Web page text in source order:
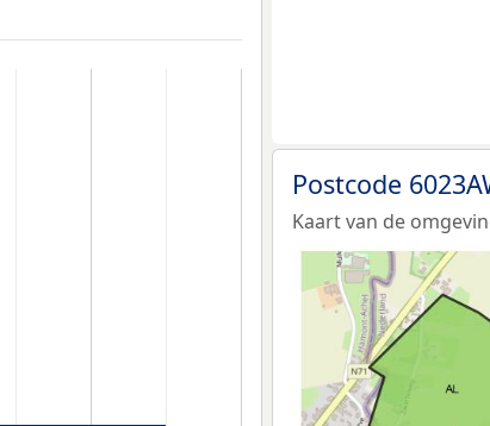
Postcode
Kaart van de